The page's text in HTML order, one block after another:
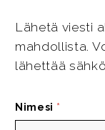
Lähetä viesti
mahdollista.
lähettää
Nimesi *